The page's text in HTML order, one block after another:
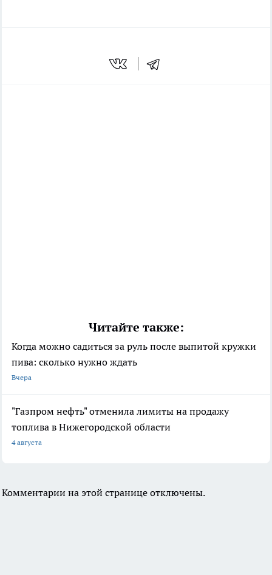
Читайте также:
Когда можно садиться за руль после выпитой кружки
пива: сколько нужно ждать
Вчера
"Газпром нефть" отменила лимиты на продажу
топлива в Нижегородской области
4 августа
Комментарии на этой странице отключены.